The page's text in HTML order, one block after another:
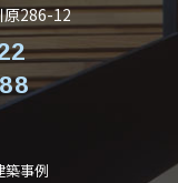
原286-12
築事例